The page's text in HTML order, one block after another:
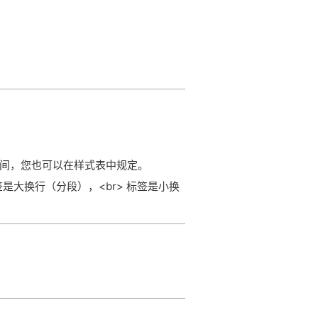
您也可以在样式表中规定。
大换行（分段），<br> 标签是小换